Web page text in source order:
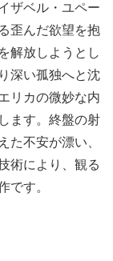
ザベル・ユペー
歪んだ欲望を抱
解放しようとし
深い孤独へと沈
リカの微妙な内
ます。終盤の射
た不安が漂い、
術により、観る
です。